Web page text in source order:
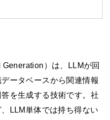
）は、LLMが回
ータベースから関連情報
を生成する技術です。社
LLM単体では持ち得ない